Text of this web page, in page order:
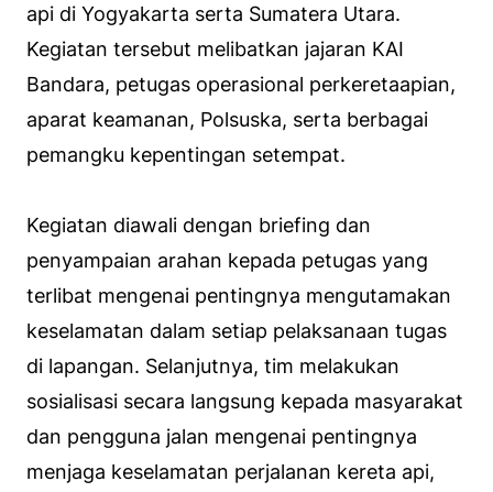
api di Yogyakarta serta Sumatera Utara.
Kegiatan tersebut melibatkan jajaran KAI
Bandara, petugas operasional perkeretaapian,
aparat keamanan, Polsuska, serta berbagai
pemangku kepentingan setempat.
Kegiatan diawali dengan briefing dan
penyampaian arahan kepada petugas yang
terlibat mengenai pentingnya mengutamakan
keselamatan dalam setiap pelaksanaan tugas
di lapangan. Selanjutnya, tim melakukan
sosialisasi secara langsung kepada masyarakat
dan pengguna jalan mengenai pentingnya
menjaga keselamatan perjalanan kereta api,